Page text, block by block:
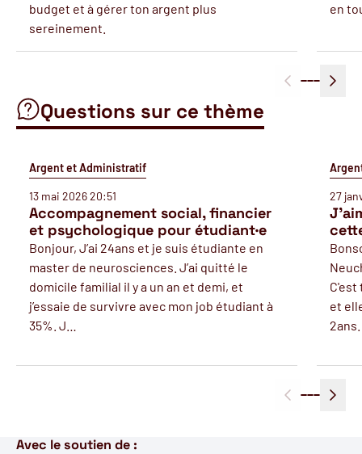
budget et à gérer ton argent plus
sereinement.
en
Questions sur ce thème
Argent et Administratif
13 mai 2026 20:51
Accompagnement social, financier
et psychologique pour étudiant·e
Bonjour, J’ai 24ans et je suis étudiante en
master de neurosciences. J’ai quitté le
domicile familial il y a un an et demi, et
j’essaie de survivre avec mon job étudiant à
35%. J…
27
et
Avec le soutien de :